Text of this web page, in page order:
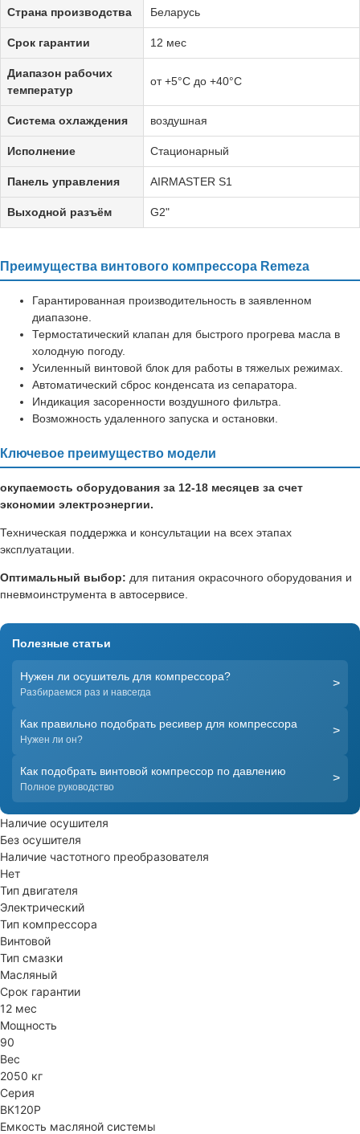
Страна производства Беларусь
Срок гарантии 12 мес
Диапазон рабочих
температур
от +5°C до +40°C
Система охлаждения воздушная
Исполнение Стационарный
Панель управления AIRMASTER S1
Выходной разъём G2"
Преимущества винтового компрессора Remeza
Гарантированная производительность в заявленном
диапазоне.
Термостатический клапан для быстрого прогрева масла в
холодную погоду.
Усиленный винтовой блок для работы в тяжелых режимах.
Автоматический сброс конденсата из сепаратора.
Индикация засоренности воздушного фильтра.
Возможность удаленного запуска и остановки.
Ключевое преимущество модели
окупаемость оборудования за 12-18 месяцев за счет
экономии электроэнергии.
Техническая поддержка и консультации на всех этапах
эксплуатации.
Оптимальный выбор: для питания окрасочного оборудования и
пневмоинструмента в автосервисе.
Полезные статьи
Нужен ли осушитель для компрессора?
Разбираемся раз и навсегда
>
Как правильно подобрать ресивер для компрессора
Нужен ли он?
>
Как подобрать винтовой компрессор по давлению
Полное руководство
>
Наличие осушителя
Без осушителя
Наличие частотного преобразователя
Нет
Тип двигателя
Электрический
Тип компрессора
Винтовой
Тип смазки
Масляный
Срок гарантии
12 мес
Мощность
90
Вес
2050 кг
Серия
ВК120Р
Емкость масляной системы